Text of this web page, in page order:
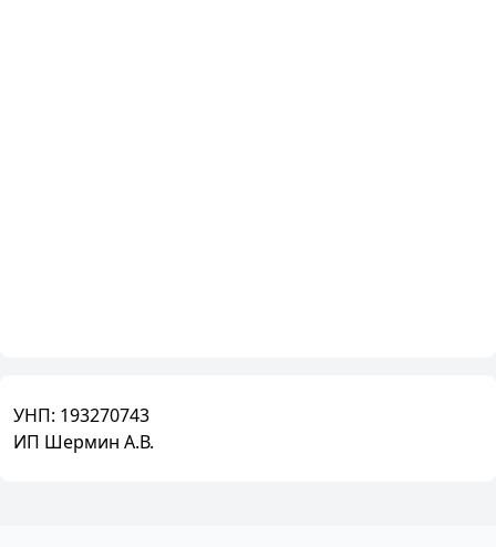
УНП: 193270743
ИП Шермин А.В.